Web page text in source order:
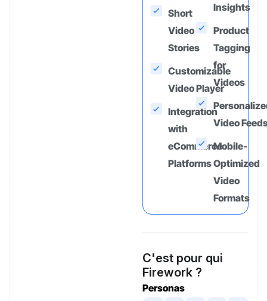
Short
Video
Stories
Customizable
Video Player
Integration
with
eCommerce
Platforms
Insights
Product
Tagging
for
Videos
Video
Mobile-
Optimized
Video
Formats
C'est pour qui
Firework ?
Personas